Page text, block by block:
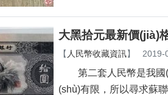
大黑拾元最新價(jià)格
【 人民幣收藏資訊】 2019-
第二套人民幣是我國
(shù)有限，所以尋求